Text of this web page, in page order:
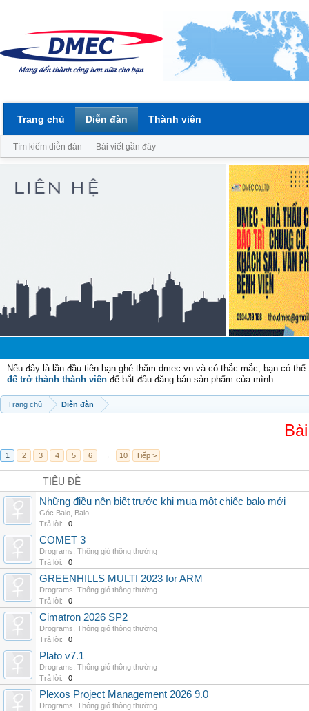
Nếu đây là lần đầu tiên bạn ghé thăm dmec.vn và có thắc mắc, bạn có
để trở thành thành viên để bắt đầu đăng bán sản phẩm của mình.
Trang chủ Diễn đàn
1 2 3 4 5 6 → 10 Tiếp >
TIÊU ĐỀ
Những điều nên biết trước khi mua một chiếc balo mới
Góc Balo Balo
Trả lời:
0
COMET 3
Drograms Thông gió thông thường
Trả lời:
0
GREENHILLS MULTI 2023 for ARM
Drograms Thông gió thông thường
Trả lời:
0
Cimatron 2026 SP2
Drograms Thông gió thông thường
Trả lời:
0
Plato v7.1
Drograms Thông gió thông thường
Trả lời:
0
Plexos Project Management 2026 9.0
Drograms Thông gió thông thường
Trang chủ Diễn đàn
Tìm kiếm diễn đàn Bài viết gần đây
Thành viên